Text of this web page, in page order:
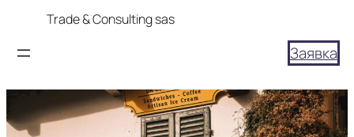
Trade & Consulting sas
Заявка